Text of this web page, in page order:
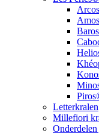
Letterkralen
Millefiori